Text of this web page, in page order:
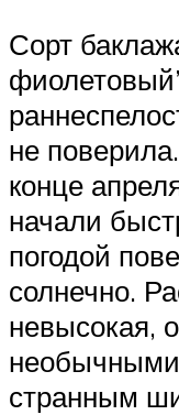
Сорт
не
конце
начали
погодой
солнечно.
невысокая,
странным